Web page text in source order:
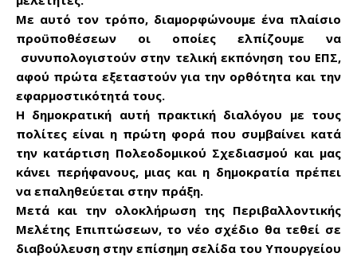
Με αυτό τον τρόπο, διαμορφώνουμε ένα πλαίσιο
προϋποθέσεων οι οποίες ελπίζουμε να
συνυπολογιστούν στην τελική εκπόνηση του ΕΠΣ,
αφού πρώτα εξεταστούν για την ορθότητα και την
εφαρμοστικότητά τους.
Η δημοκρατική αυτή πρακτική διαλόγου με τους
πολίτες είναι η πρώτη φορά που συμβαίνει κατά
την κατάρτιση Πολεοδομικού Σχεδιασμού και μας
κάνει περήφανους, μιας και η δημοκρατία πρέπει
να επαληθεύεται στην πράξη.
Μετά και την ολοκλήρωση της Περιβαλλοντικής
Μελέτης Επιπτώσεων, το νέο σχέδιο θα τεθεί σε
διαβούλευση στην επίσημη σελίδα του Υπουργείου